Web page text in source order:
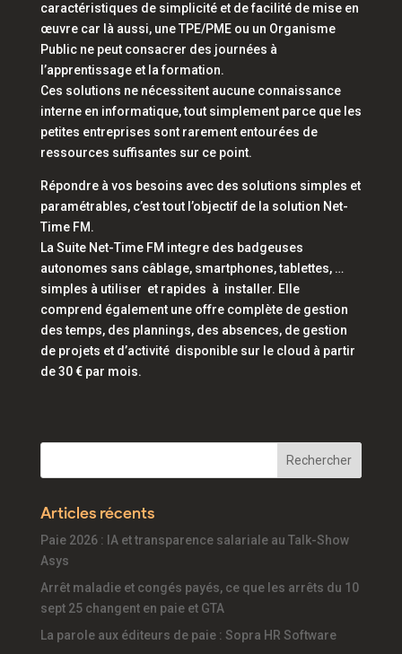
caractéristiques de simplicité et de facilité de mise en
œuvre car là aussi, une TPE/PME ou un Organisme
Public ne peut consacrer des journées à
l’apprentissage et la formation.
Ces solutions ne nécessitent aucune connaissance
interne en informatique, tout simplement parce que les
petites entreprises sont rarement entourées de
ressources suffisantes sur ce point.
Répondre à vos besoins avec des solutions simples et
paramétrables, c’est tout l’objectif de la solution Net-
Time FM.
La Suite Net-Time FM integre des badgeuses
autonomes sans câblage, smartphones, tablettes, …
simples à utiliser et rapides à installer. Elle
comprend également une offre complète de gestion
des temps, des plannings, des absences, de gestion
de projets et d’activité disponible sur le cloud à partir
de 30 € par mois.
Articles récents
Paie 2026 : IA et transparence salariale au Talk-Show
Asys
Arrêt maladie et congés payés, ce que les arrêts du 10
sept 25 changent en paie et GTA
La parole aux éditeurs de paie : Sopra HR Software